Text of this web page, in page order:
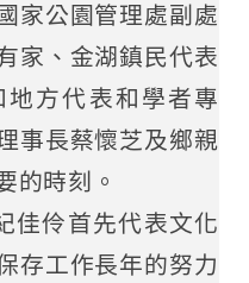
家公園管理處副處
家、金湖鎮民代表
方代表和學者專
事長蔡懷芝及鄉親
的時刻。
佳伶首先代表文化
存工作長年的努力